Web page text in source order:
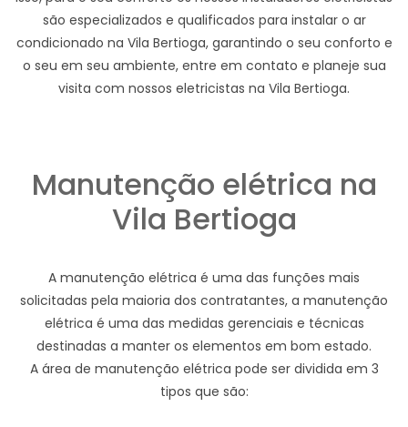
são especializados e qualificados para instalar o ar
condicionado na Vila Bertioga, garantindo o seu conforto e
o seu em seu ambiente, entre em contato e planeje sua
visita com nossos eletricistas na Vila Bertioga.
Manutenção elétrica na
Vila Bertioga
A manutenção elétrica é uma das funções mais
solicitadas pela maioria dos contratantes, a manutenção
elétrica é uma das medidas gerenciais e técnicas
destinadas a manter os elementos em bom estado.
A área de manutenção elétrica pode ser dividida em 3
tipos que são: